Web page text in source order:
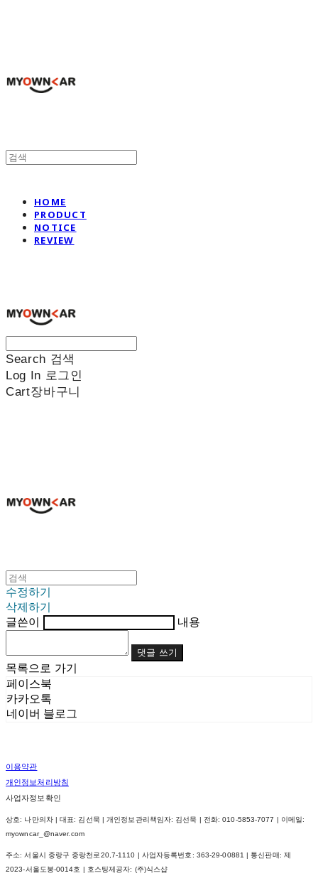
HOME
PRODUCT
NOTICE
REVIEW
Search 검색
Log In 로그인
Cart장바구니
수정하기
삭제하기
글쓴이
내용
댓글 쓰기
목록으로 가기
페이스북
카카오톡
네이버 블로그
이용약관
개인정보처리방침
사업자정보확인
상호: 나만의차 | 대표: 김선묵 | 개인정보관리책임자: 김선묵 | 전화: 010-5853-7077 | 이메일:
myowncar_@naver.com
주소: 서울시 중랑구 중랑천로20,7-1110 | 사업자등록번호: 363-29-00881 | 통신판매: 제
2023-서울도봉-0014호
| 호스팅제공자: (주)식스샵